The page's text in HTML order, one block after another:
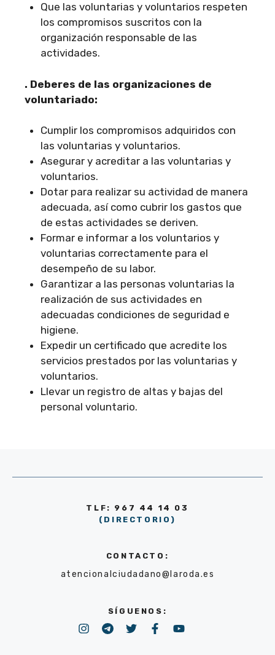
Que las voluntarias y voluntarios respeten
los compromisos suscritos con la
organización responsable de las
actividades.
. Deberes de las organizaciones de
voluntariado:
Cumplir los compromisos adquiridos con
las voluntarias y voluntarios.
Asegurar y acreditar a las voluntarias y
voluntarios.
Dotar para realizar su actividad de manera
adecuada, así como cubrir los gastos que
de estas actividades se deriven.
Formar e informar a los voluntarios y
voluntarias correctamente para el
desempeño de su labor.
Garantizar a las personas voluntarias la
realización de sus actividades en
adecuadas condiciones de seguridad e
higiene.
Expedir un certificado que acredite los
servicios prestados por las voluntarias y
voluntarios.
Llevar un registro de altas y bajas del
personal voluntario.
TLF: 967 44 14 03
(DIRECTORIO)
CONTACTO:
atencionalciudadano@laroda.es
SÍGUENOS: